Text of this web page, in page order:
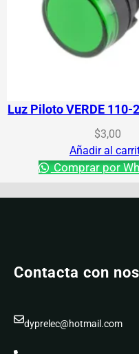
Luz Piloto VERDE 110-
$3,00
Añadir al
Comprar por
Contacta con
dyprelec@hotmail.com